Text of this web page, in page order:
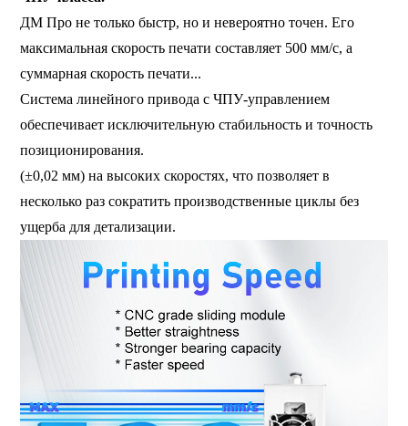
ДМ Про не только быстр, но и невероятно точен. Его
максимальная скорость печати составляет 500 мм/с, а
суммарная скорость печати...
Система линейного привода с ЧПУ-управлением
обеспечивает исключительную стабильность и точность
позиционирования.
(±0,02 мм) на высоких скоростях, что позволяет в
несколько раз сократить производственные циклы без
ущерба для детализации.